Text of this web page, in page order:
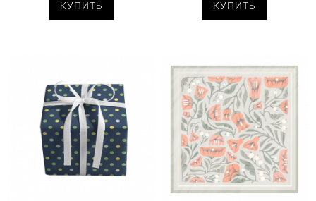
КУПИТЬ КУПИТЬ